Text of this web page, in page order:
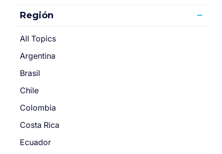
Región
All Topics
Argentina
Brasil
Chile
Colombia
Costa Rica
Ecuador